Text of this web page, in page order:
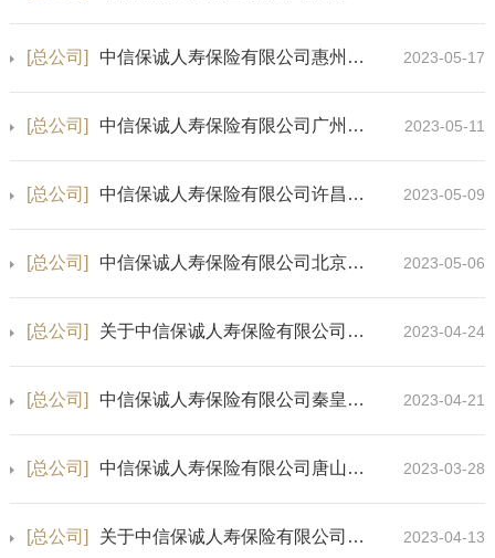
[总公司] 中信保诚人寿保险有限公司惠州江北营销服务部保险许可证换发公告 2023-05-17
[总公司] 中信保诚人寿保险有限公司广州荔城营销服务部保险许可证换发公告 2023-05-11
[总公司] 中信保诚人寿保险有限公司许昌中心支公司地址变更的公告 2023-05-09
[总公司] 中信保诚人寿保险有限公司北京分公司通州营销服务部保险许可证换发公告 2023-05-06
[总公司] 关于中信保诚人寿保险有限公司深圳分公司及辖内分支机构换发保险许可证的公告 2023-04-24
[总公司] 中信保诚人寿保险有限公司秦皇岛中心支公司保险许可证换发公告 2023-04-21
[总公司] 中信保诚人寿保险有限公司唐山中心支公司保险许可证换发公告 2023-03-28
[总公司] 关于中信保诚人寿保险有限公司黄石中心支公司业务范围变更的公告 2023-04-13